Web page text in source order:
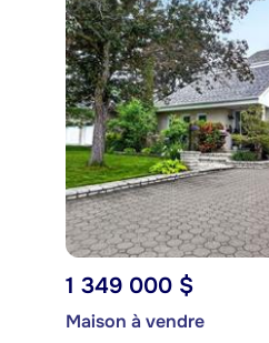
1 349 000 $
Maison à vendre